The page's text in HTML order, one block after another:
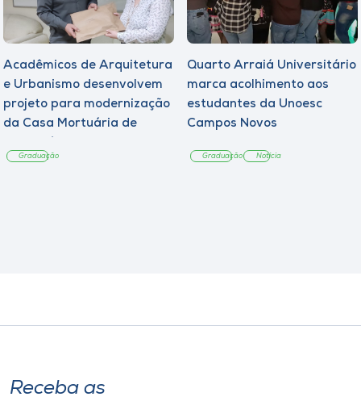
Acadêmicos de Arquitetura
e Urbanismo desenvolvem
projeto para modernização
da Casa Mortuária de
Graduação
Quarto Arraiá Universitário
marca acolhimento aos
estudantes da Unoesc
Campos Novos
Graduação Notícia
Receba as